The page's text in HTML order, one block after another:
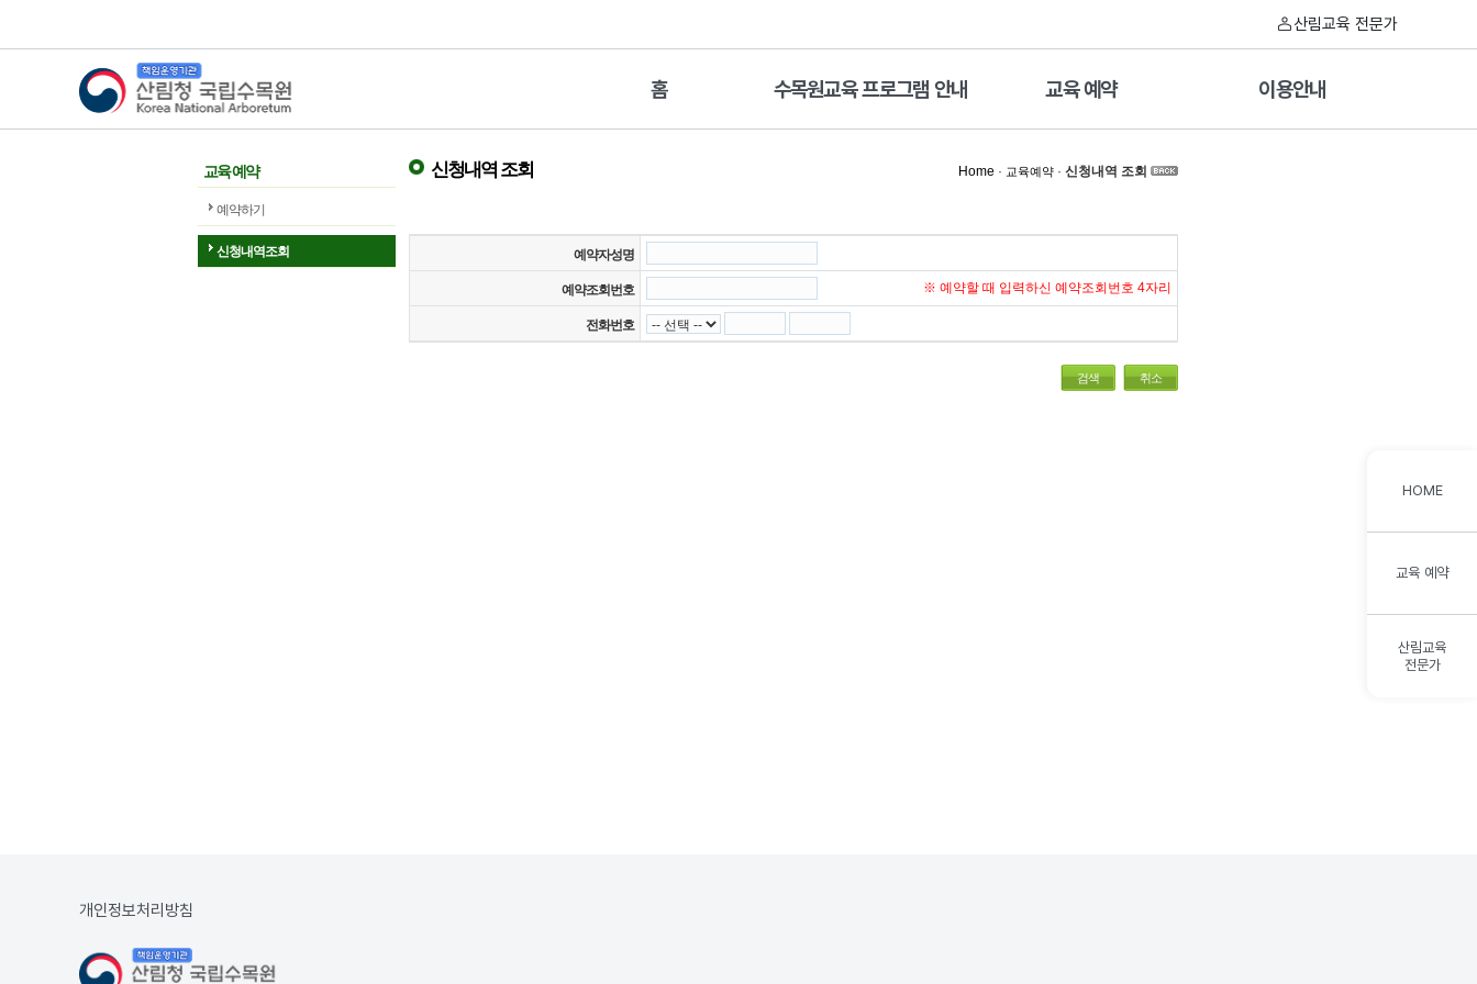
산림교육 전문가
산림청 국립수목원
홈 수목원교육 프로그램 안내 교육 예약 이용안내
교육 예약
예약하기
신청내역조회
Home · 교육예약· 신청내역 조회
신청내역 조회
예약자성명
예약조회번호 ※ 예약할 때 입력하신 예약조회번호 4자리
전화번호
검색 취소
HOME
교육 예약
산림교육
전문가
개인정보처리방침